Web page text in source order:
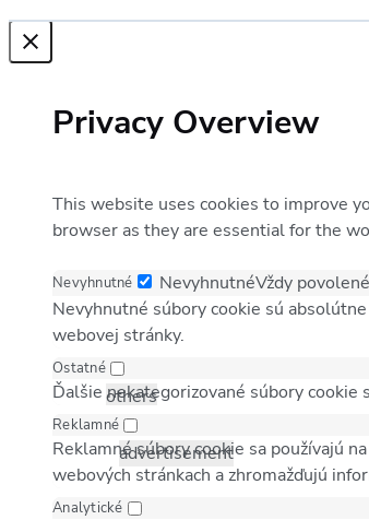
Privacy Overview
This website uses cookies to improve
browser as they are essential for the
Nevyhnutné NevyhnutnéVždy povolené
Nevyhnutné súbory cookie sú
webovej stránky.
Ostatné
others
Ďalšie nekategorizované súbory cookie
Reklamné
advertisement
Reklamné súbory cookie sa používajú
webových stránkach a zhromažďujú
Analytické